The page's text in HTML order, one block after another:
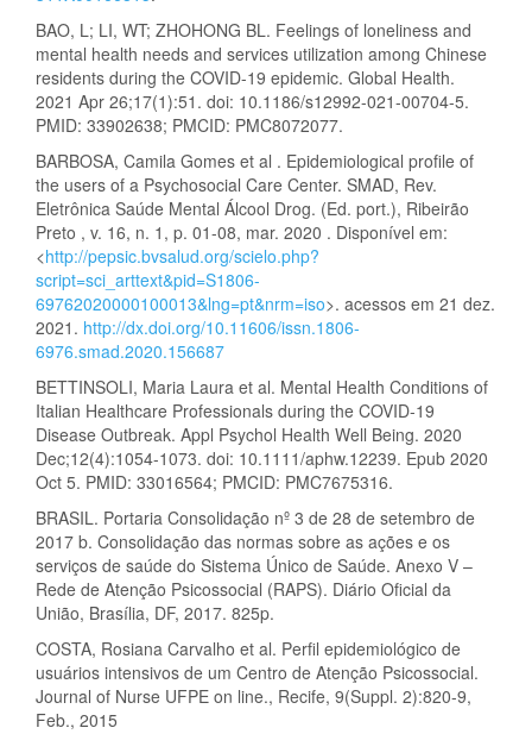
BAO, L; LI, WT; ZHOHONG BL. Feelings of loneliness and
mental health needs and services utilization among Chinese
residents during the COVID-19 epidemic. Global Health.
2021 Apr 26;17(1):51. doi: 10.1186/s12992-021-00704-5.
PMID: 33902638; PMCID: PMC8072077.
BARBOSA, Camila Gomes et al . Epidemiological profile of
the users of a Psychosocial Care Center. SMAD, Rev.
Eletrônica Saúde Mental Álcool Drog. (Ed. port.), Ribeirão
Preto , v. 16, n. 1, p. 01-08, mar. 2020 . Disponível em:
<http://pepsic.bvsalud.org/scielo.php?
script=sci_arttext&pid=S1806-
69762020000100013&lng=pt&nrm=iso>. acessos em 21 dez.
2021. http://dx.doi.org/10.11606/issn.1806-
6976.smad.2020.156687
BETTINSOLI, Maria Laura et al. Mental Health Conditions of
Italian Healthcare Professionals during the COVID-19
Disease Outbreak. Appl Psychol Health Well Being. 2020
Dec;12(4):1054-1073. doi: 10.1111/aphw.12239. Epub 2020
Oct 5. PMID: 33016564; PMCID: PMC7675316.
BRASIL. Portaria Consolidação nº 3 de 28 de setembro de
2017 b. Consolidação das normas sobre as ações e os
serviços de saúde do Sistema Único de Saúde. Anexo V –
Rede de Atenção Psicossocial (RAPS). Diário Oficial da
União, Brasília, DF, 2017. 825p.
COSTA, Rosiana Carvalho et al. Perfil epidemiológico de
usuários intensivos de um Centro de Atenção Psicossocial.
Journal of Nurse UFPE on line., Recife, 9(Suppl. 2):820-9,
Feb., 2015